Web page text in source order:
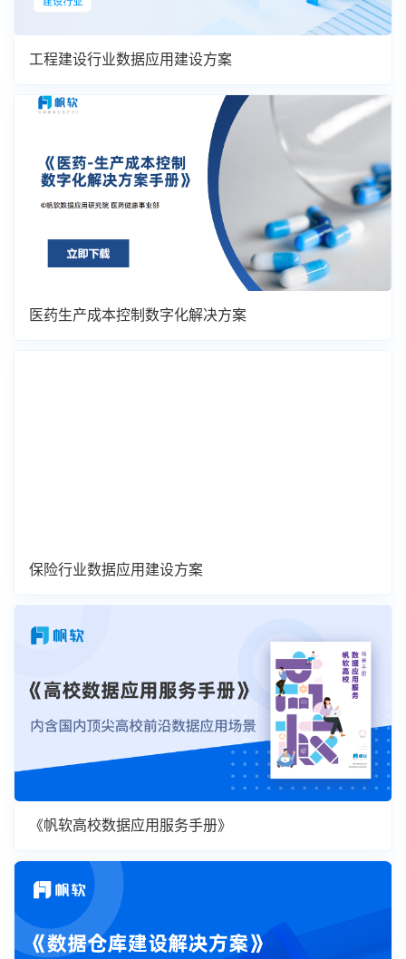
工程建设行业数据应用建设方案
医药生产成本控制数字化解决方案
保险行业数据应用建设方案
《帆软高校数据应用服务手册》